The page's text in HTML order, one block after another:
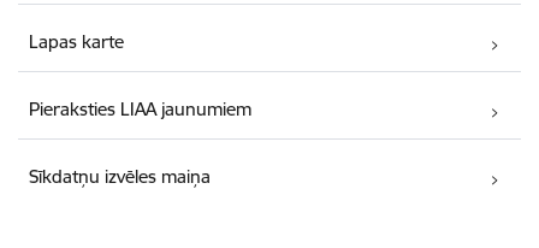
Lapas karte
Pieraksties LIAA jaunumiem
Sīkdatņu izvēles maiņa